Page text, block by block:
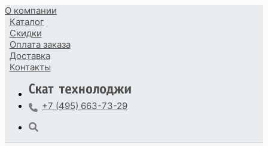
О компании
Каталог
Скидки
Оплата заказа
Доставка
Контакты
+7 (495) 663-73-29